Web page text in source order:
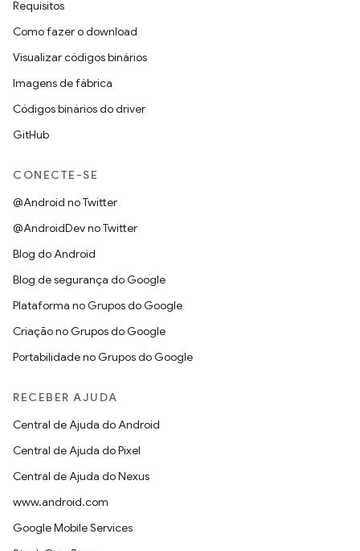
Requisitos
Como fazer o download
Visualizar códigos binários
Imagens de fábrica
Códigos binários do driver
GitHub
CONECTE-SE
@Android no Twitter
@AndroidDev no Twitter
Blog do Android
Blog de segurança do Google
Plataforma no Grupos do Google
Criação no Grupos do Google
Portabilidade no Grupos do Google
RECEBER AJUDA
Central de Ajuda do Android
Central de Ajuda do Pixel
Central de Ajuda do Nexus
www.android.com
Google Mobile Services